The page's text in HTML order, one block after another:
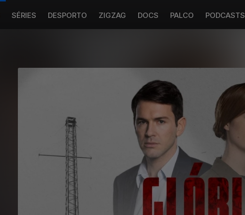
SÉRIES DESPORTO ZIGZAG DOCS PALCO PODCASTS